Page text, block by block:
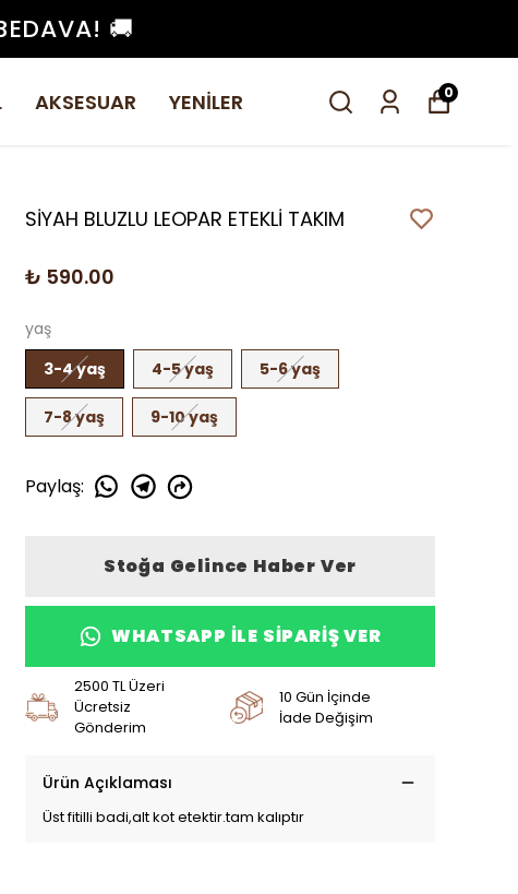
🚚
AKSESUAR YENİLER 0
SİYAH BLUZLU LEOPAR ETEKLİ TAKIM
₺ 590.00
yaş
3-4 yaş
4-5 yaş 5-6 yaş
7-8 yaş 9-10 yaş
Paylaş:
Stoğa Gelince Haber Ver
WHATSAPP ILE SIPARIŞ VER
2500 TL Üzeri
Ücretsiz
Gönderim
10 Gün İçinde
İade Değişim
Ürün Açıklaması
Üst fitilli badi,alt kot etektir.tam kalıptır